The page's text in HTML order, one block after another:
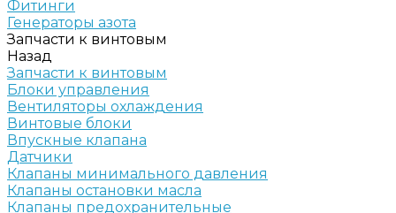
Фитинги
Генераторы азота
Запчасти к винтовым
Назад
Запчасти к винтовым
Блоки управления
Вентиляторы охлаждения
Винтовые блоки
Впускные клапана
Датчики
Клапаны минимального давления
Клапаны остановки масла
Клапаны предохранительные